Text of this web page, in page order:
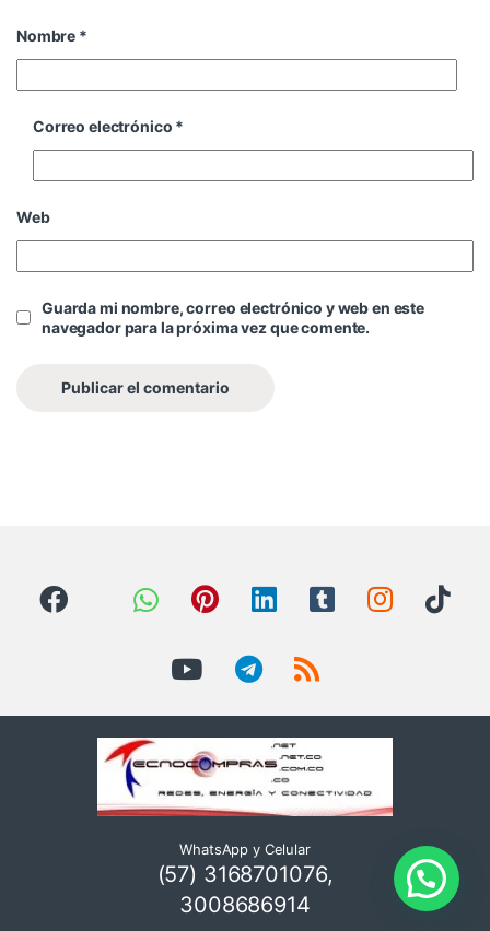
Nombre *
Correo electrónico *
Web
Guarda mi nombre, correo electrónico y web en este
navegador para la próxima vez que comente.
WhatsApp y Celular
(57) 3168701076,
3008686914